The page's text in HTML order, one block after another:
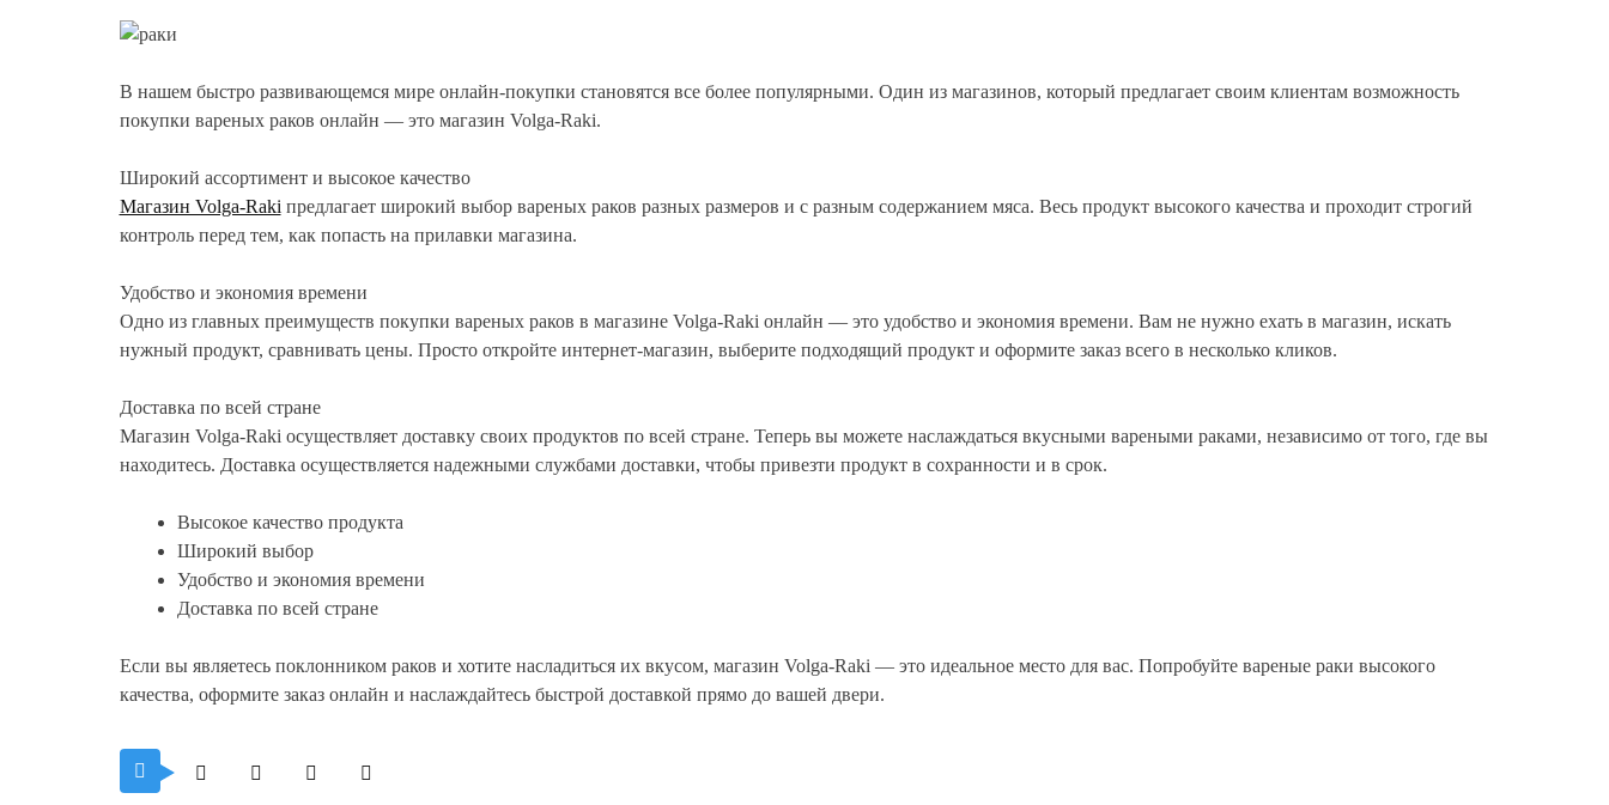
В нашем быстро развивающемся мире онлайн-покупки становятся все более популярными. Один из магазинов, который предлагает своим клиентам возможность
покупки вареных раков онлайн — это магазин Volga-Raki.
Широкий ассортимент и высокое качество
Магазин Volga-Raki предлагает широкий выбор вареных раков разных размеров и с разным содержанием мяса. Весь продукт высокого качества и проходит строгий
контроль перед тем, как попасть на прилавки магазина.
Удобство и экономия времени
Одно из главных преимуществ покупки вареных раков в магазине Volga-Raki онлайн — это удобство и экономия времени. Вам не нужно ехать в магазин, искать
нужный продукт, сравнивать цены. Просто откройте интернет-магазин, выберите подходящий продукт и оформите заказ всего в несколько кликов.
Доставка по всей стране
Магазин Volga-Raki осуществляет доставку своих продуктов по всей стране. Теперь вы можете наслаждаться вкусными вареными раками, независимо от того, где вы
находитесь. Доставка осуществляется надежными службами доставки, чтобы привезти продукт в сохранности и в срок.
Высокое качество продукта
Широкий выбор
Удобство и экономия времени
Доставка по всей стране
Если вы являетесь поклонником раков и хотите насладиться их вкусом, магазин Volga-Raki — это идеальное место для вас. Попробуйте вареные раки высокого
качества, оформите заказ онлайн и наслаждайтесь быстрой доставкой прямо до вашей двери.